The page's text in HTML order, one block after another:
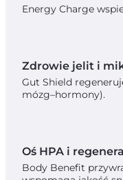
Energy Charge
Zdrowie jelit i
Gut Shield
mózg–hormony).
Oś HPA i
Body Benefit